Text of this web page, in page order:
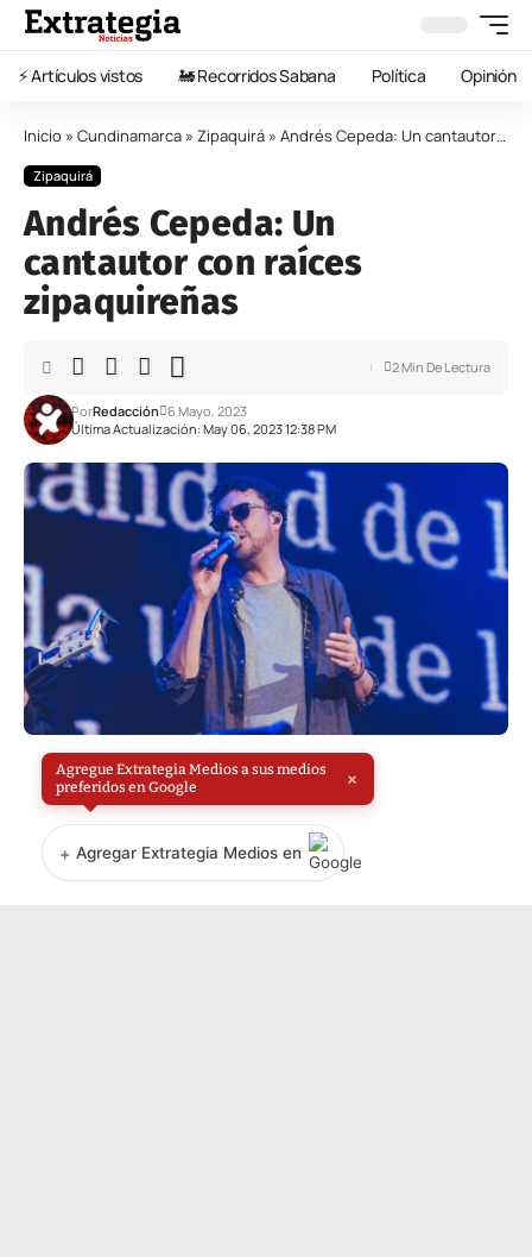
⚡️ Artículos vistos 🚂 Recorridos Sabana Política Opinión
Inicio » Cundinamarca » Zipaquirá » Andrés Cepeda: Un cantautor con raíces zipaquireñas
Zipaquirá
Andrés Cepeda: Un
cantautor con raíces
zipaquireñas
Última Actualización: May 06, 2023 12:38 PM
PorRedacción 6 Mayo, 2023
2 Min De Lectura
Agregue Extrategia Medios a sus medios
preferidos en Google
×
+ Agregar Extrategia Medios en